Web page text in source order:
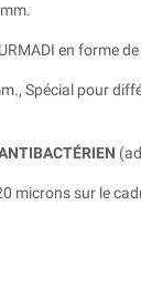
en forme de
Spécial pour
microns sur le